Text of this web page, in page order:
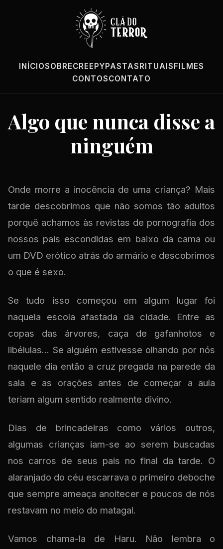
INÍCIOSOBRECREEPYPASTASRITUAISFILMES
CONTOSCONTATO
Algo que nunca disse a
ninguém
Onde morre a inocência de uma criança? Mais
tarde descobrimos que não somos tão adultos
porquê achamos às revistas de pornografia dos
nossos pais escondidas em baixo da cama ou
um DVD erótico atrás do armário e descobrimos
o que é sexo.
Se tudo isso começou em algum lugar foi
naquela escola afastada da cidade. Entre as
copas das árvores, caça de gafanhotos e
libélulas... Se alguém estivesse olhando por nós
naquele dia então a cruz pregada na parede da
sala e as orações antes de começar a aula
teriam algum sentido realmente divino.
Dias de brincadeiras como vários outros,
algumas crianças iam-se ao serem buscadas
nos carros de seus pais no final da tarde. O
alaranjado do céu escarrava o primeiro deboche
que sempre ameaça anoitecer e poucos de nós
restavam no meio do matagal.
Vamos chama-la de Haru. Não lembra o